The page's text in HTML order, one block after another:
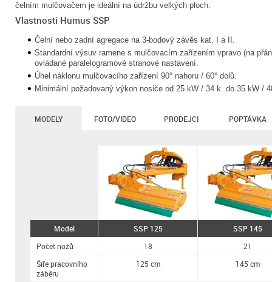
čelním mulčovačem je ideální na údržbu velkých ploch.
Vlastnosti Humus SSP
Čelní nebo zadní agregace na 3-bodový závěs kat. I a II.
Standardní výsuv ramene s mulčovacím zařízením vpravo (na
ovládané paralelogramové stranové nastavení.
Úhel náklonu mulčovacího zařízení 90° nahoru / 60° dolů.
Minimální požadovaný výkon nosiče od 25 kW / 34 k. do 35 kW /
MODELY FOTO/VIDEO PRODEJCI POPTÁVKA
Model
Počet nožů
Šíře pracovního
záběru
SSP 125
SSP 145
18
21
125 cm
145 cm